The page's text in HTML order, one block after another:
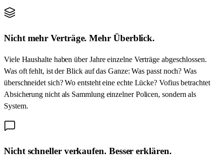
Nicht mehr Verträge. Mehr Überblick.
Viele Haushalte haben über Jahre einzelne Verträge abgeschlossen.
Was oft fehlt, ist der Blick auf das Ganze: Was passt noch? Was
überschneidet sich? Wo entsteht eine echte Lücke? Vofius betrachtet
Absicherung nicht als Sammlung einzelner Policen, sondern als
System.
Nicht schneller verkaufen. Besser erklären.